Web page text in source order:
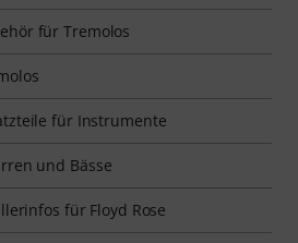
für Tremolos
für Instrumente
und Bässe
für Floyd Rose